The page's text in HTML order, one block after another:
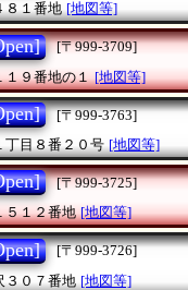
８１番地 [地図等]
[〒999-3709]
９番地の１ [地図等]
[〒999-3763]
丁目８番２０号 [地図等]
[〒999-3725]
１２番地 [地図等]
[〒999-3726]
３０７番地 [地図等]